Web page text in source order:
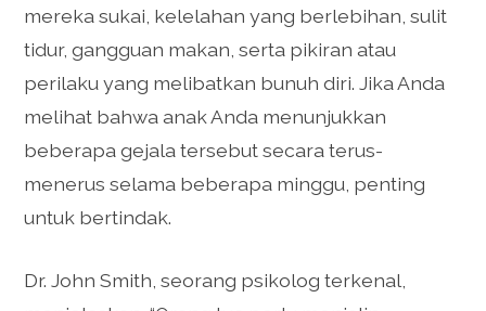
mereka sukai, kelelahan yang berlebihan, sulit
tidur, gangguan makan, serta pikiran atau
perilaku yang melibatkan bunuh diri. Jika Anda
melihat bahwa anak Anda menunjukkan
beberapa gejala tersebut secara terus-
menerus selama beberapa minggu, penting
untuk bertindak.
Dr. John Smith, seorang psikolog terkenal,